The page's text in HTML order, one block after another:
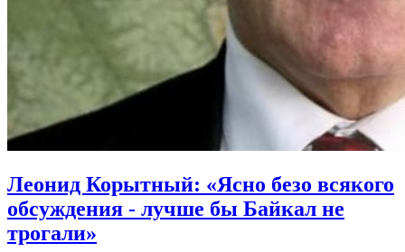
Леонид Корытный: «Ясно безо всякого
обсуждения - лучше бы Байкал не
трогали»